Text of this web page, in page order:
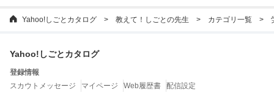
Yahoo!しごとカタログ 教えて！しごとの先生 カテゴリ一覧
Yahoo!しごとカタログ
登録情報
スカウトメッセージ
マイページ Web履歴書 配信設定